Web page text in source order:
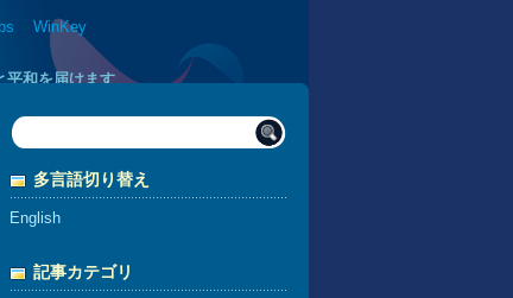
:: WinKey
平和を届けます
多言語切り替え
English
記事カテゴリ